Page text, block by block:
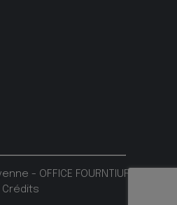
- OFFICE FOURNTIURES -
Crédits